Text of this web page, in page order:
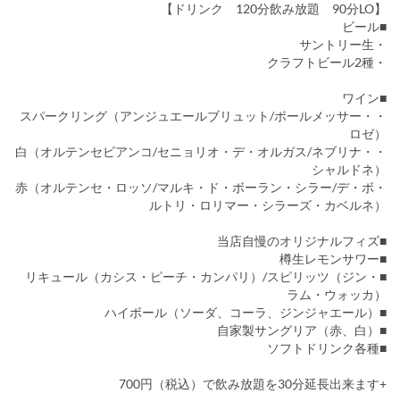
【ドリンク 120分飲み放題 90分LO】
■ビール
・サントリー生
・クラフトビール2種
■ワイン
・スパークリング（アンジュエールブリュット/ポールメッサー・
ロゼ）
・白（オルテンセビアンコ/セニョリオ・デ・オルガス/ネブリナ・
シャルドネ）
・赤（オルテンセ・ロッソ/マルキ・ド・ボーラン・シラー/デ・ボ
ルトリ・ロリマー・シラーズ・カベルネ）
■当店自慢のオリジナルフィズ
■樽生レモンサワー
■リキュール（カシス・ピーチ・カンパリ）/スピリッツ（ジン・
ラム・ウォッカ）
■ハイボール（ソーダ、コーラ、ジンジャエール）
■自家製サングリア（赤、白）
■ソフトドリンク各種
+700円（税込）で飲み放題を30分延長出来ます